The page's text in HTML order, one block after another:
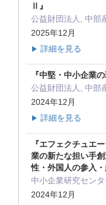
Ⅱ』
公益財団法人, 中部
2025年12月
▶ 詳細を見る
『中堅・中小企業
公益財団法人, 中部
2024年12月
▶ 詳細を見る
『エフェクチュエ
業の新たな担い手
性・外国人の参入・
中小企業研究セン
2024年12月